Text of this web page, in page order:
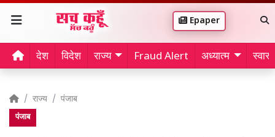
Epaper
देश विदेश राज्य Fraud Alert अध्यात्म
राज्य पंजाब
पंजाब